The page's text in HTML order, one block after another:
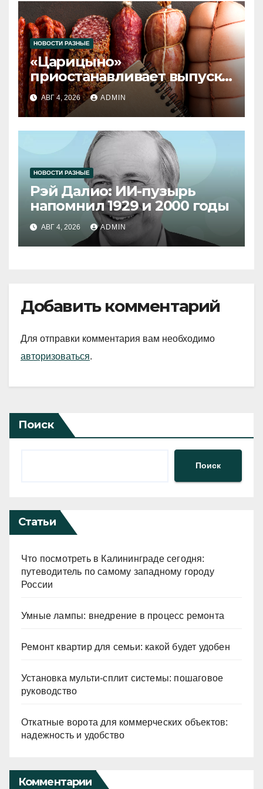
НОВОСТИ РАЗНЫЕ
«Царицыно»
приостанавливает выпуск
продукции
АВГ 4, 2026 ADMIN
НОВОСТИ РАЗНЫЕ
Рэй Далио: ИИ-пузырь
напомнил 1929 и 2000 годы
АВГ 4, 2026 ADMIN
Добавить комментарий
Для отправки комментария вам необходимо
авторизоваться.
Поиск
Поиск
Статьи
Что посмотреть в Калининграде сегодня:
путеводитель по самому западному городу
России
Умные лампы: внедрение в процесс ремонта
Ремонт квартир для семьи: какой будет удобен
Установка мульти-сплит системы: пошаговое
руководство
Откатные ворота для коммерческих объектов:
надежность и удобство
Комментарии